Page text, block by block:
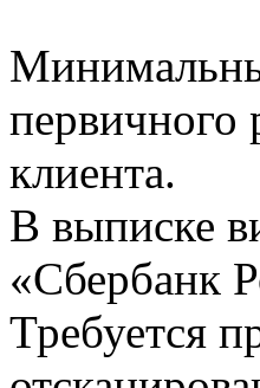
первичного
клиента.
В выписке
«Сбербанк
Требуется